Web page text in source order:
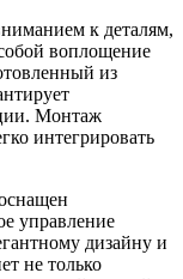
к деталям,
воплощение
из
Монтаж
интегрировать
управление
дизайну и
не только